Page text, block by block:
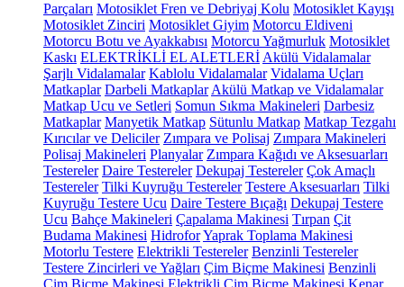
Parçaları Motosiklet Fren ve Debriyaj Kolu Motosiklet Kayışı
Motosiklet Zinciri Motosiklet Giyim Motorcu Eldiveni
Motorcu Botu ve Ayakkabısı Motorcu Yağmurluk Motosiklet
Kaskı ELEKTRİKLİ EL ALETLERİ Akülü Vidalamalar
Şarjlı Vidalamalar Kablolu Vidalamalar Vidalama Uçları
Matkaplar Darbeli Matkaplar Akülü Matkap ve Vidalamalar
Matkap Ucu ve Setleri Somun Sıkma Makineleri Darbesiz
Matkaplar Manyetik Matkap Sütunlu Matkap Matkap Tezgahı
Kırıcılar ve Deliciler Zımpara ve Polisaj Zımpara Makineleri
Polisaj Makineleri Planyalar Zımpara Kağıdı ve Aksesuarları
Testereler Daire Testereler Dekupaj Testereler Çok Amaçlı
Testereler Tilki Kuyruğu Testereler Testere Aksesuarları Tilki
Kuyruğu Testere Ucu Daire Testere Bıçağı Dekupaj Testere
Ucu Bahçe Makineleri Çapalama Makinesi Tırpan Çit
Budama Makinesi HidroforYaprak Toplama Makinesi
Motorlu Testere Elektrikli Testereler Benzinli Testereler
Testere Zincirleri ve Yağları Çim Biçme Makinesi Benzinli
Çim Biçme Makinesi Elektrikli Çim Biçme Makinesi Kenar